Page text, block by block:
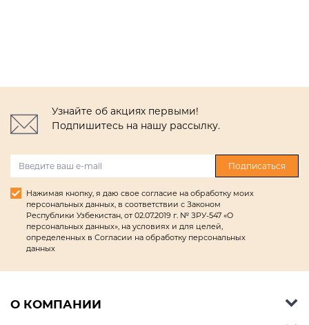
Узнайте об акциях первыми!
Подпишитесь на нашу рассылку.
Подписаться
Нажимая кнопку, я даю свое согласие на обработку моих
персональных данных, в соответствии с Законом
Республики Узбекистан, от 02.07.2019 г. № ЗРУ-547 «О
персональных данных», на условиях и для целей,
определенных в Согласии на обработку персональных
данных
О КОМПАНИИ